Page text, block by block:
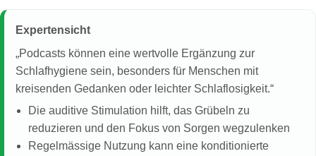
Expertensicht
„Podcasts können eine wertvolle Ergänzung zur
Schlafhygiene sein, besonders für Menschen mit
kreisenden Gedanken oder leichter Schlaflosigkeit.“
Die auditive Stimulation hilft, das Grübeln zu
reduzieren und den Fokus von Sorgen wegzulenken
Regelmässige Nutzung kann eine konditionierte